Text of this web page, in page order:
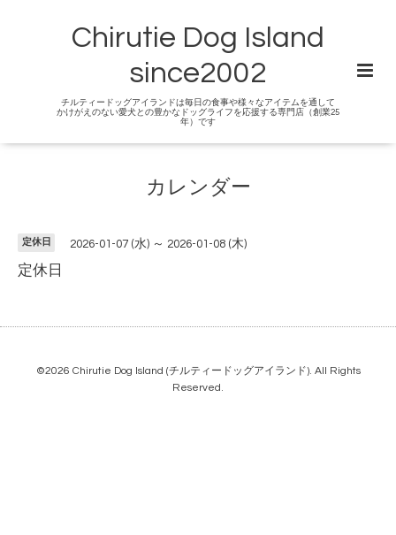
Chirutie Dog Island
since2002
チルティードッグアイランドは毎日の食事や様々なアイテムを通して
かけがえのない愛犬との豊かなドッグライフを応援する専門店（創業25
年）です
カレンダー
定休日 2026-01-07 (水) ～ 2026-01-08 (木)
定休日
©2026 Chirutie Dog Island (チルティードッグアイランド). All Rights
Reserved.